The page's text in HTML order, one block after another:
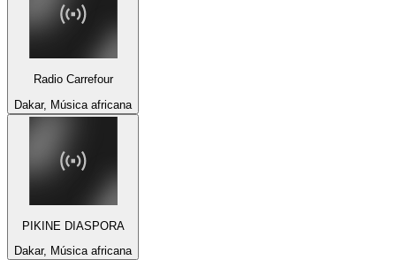
Radio Carrefour
Dakar, Música africana
PIKINE DIASPORA
Dakar, Música africana